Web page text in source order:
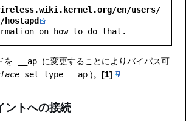
en/users/
hostapd
を __ap に変更することによりバイパス可
set type __ap )。[1]
ントへの接続